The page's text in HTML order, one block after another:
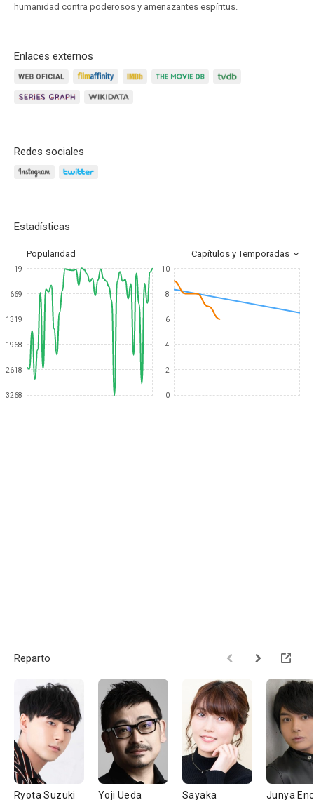
humanidad contra poderosos y amenazantes espíritus.
Enlaces externos
Redes sociales
Estadísticas
Popularidad Capítulos y Temporadas
19
669
1319
1968
2618
3268
10
8
6
4
2
0
Reparto
Ryota Suzuki Yoji Ueda Sayaka Junya